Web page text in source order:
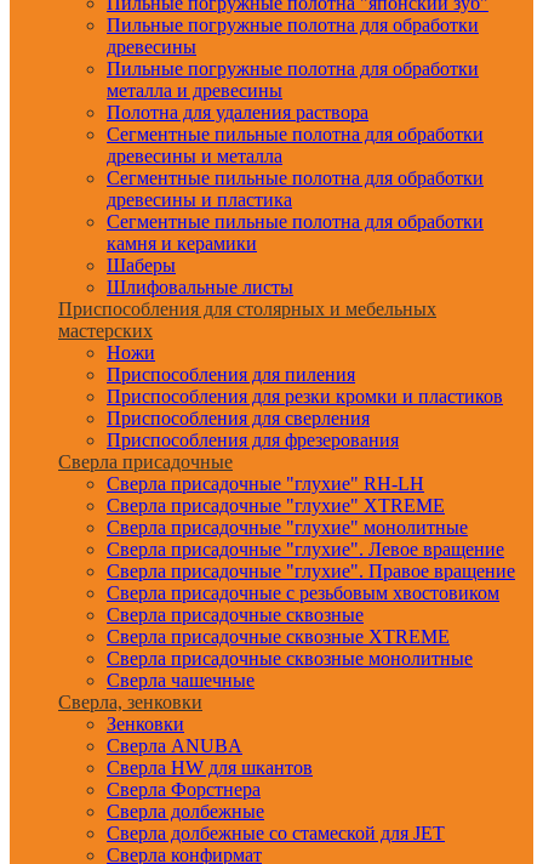
Пильные погружные полотна для обработки
древесины
Пильные погружные полотна для обработки
металла и древесины
Полотна для удаления раствора
Сегментные пильные полотна для обработки
древесины и металла
Сегментные пильные полотна для обработки
древесины и пластика
Сегментные пильные полотна для обработки
камня и керамики
Шаберы
Шлифовальные листы
Приспособления для столярных и мебельных
мастерских
Ножи
Приспособления для пиления
Приспособления для резки кромки и пластиков
Приспособления для сверления
Приспособления для фрезерования
Сверла присадочные
Сверла присадочные "глухие" RH-LH
Сверла присадочные "глухие" XTREME
Сверла присадочные "глухие" монолитные
Сверла присадочные "глухие". Левое вращение
Сверла присадочные "глухие". Правое вращение
Сверла присадочные с резьбовым хвостовиком
Сверла присадочные сквозные
Сверла присадочные сквозные XTREME
Сверла присадочные сквозные монолитные
Сверла чашечные
Сверла, зенковки
Зенковки
Сверла ANUBA
Сверла HW для шкантов
Сверла Форстнера
Сверла долбежные
Сверла долбежные со стамеской для JET
Сверла конфирмат